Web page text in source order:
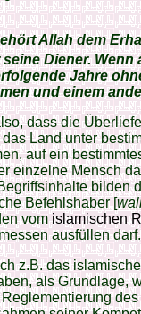
Allah dem
Diener. Wenn
Jahre
und einem
dass die
Land unter
auf ein
einzelne Mensch
bilden
Befehlshaber [
vomislamischen
ausfüllen darf.
z.B. das
als Grundlage,